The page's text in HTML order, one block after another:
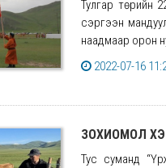
Тулгар төрийн
сэргээн
наадмаар орон
2022-07-16
ЗОХИОМОЛ
Тус суманд